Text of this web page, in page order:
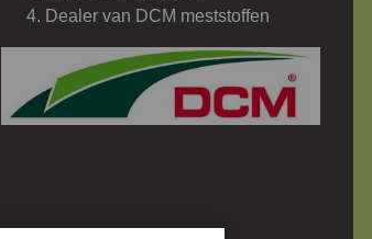
Dealer van DCM meststoffen